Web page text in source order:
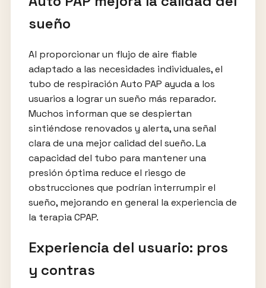
sueño
Al proporcionar un flujo de aire fiable
adaptado a las necesidades individuales, el
tubo de respiración Auto PAP ayuda a los
usuarios a lograr un sueño más reparador.
Muchos informan que se despiertan
sintiéndose renovados y alerta, una señal
clara de una mejor calidad del sueño. La
capacidad del tubo para mantener una
presión óptima reduce el riesgo de
obstrucciones que podrían interrumpir el
sueño, mejorando en general la experiencia de
la terapia CPAP.
Experiencia del usuario: pros
y contras